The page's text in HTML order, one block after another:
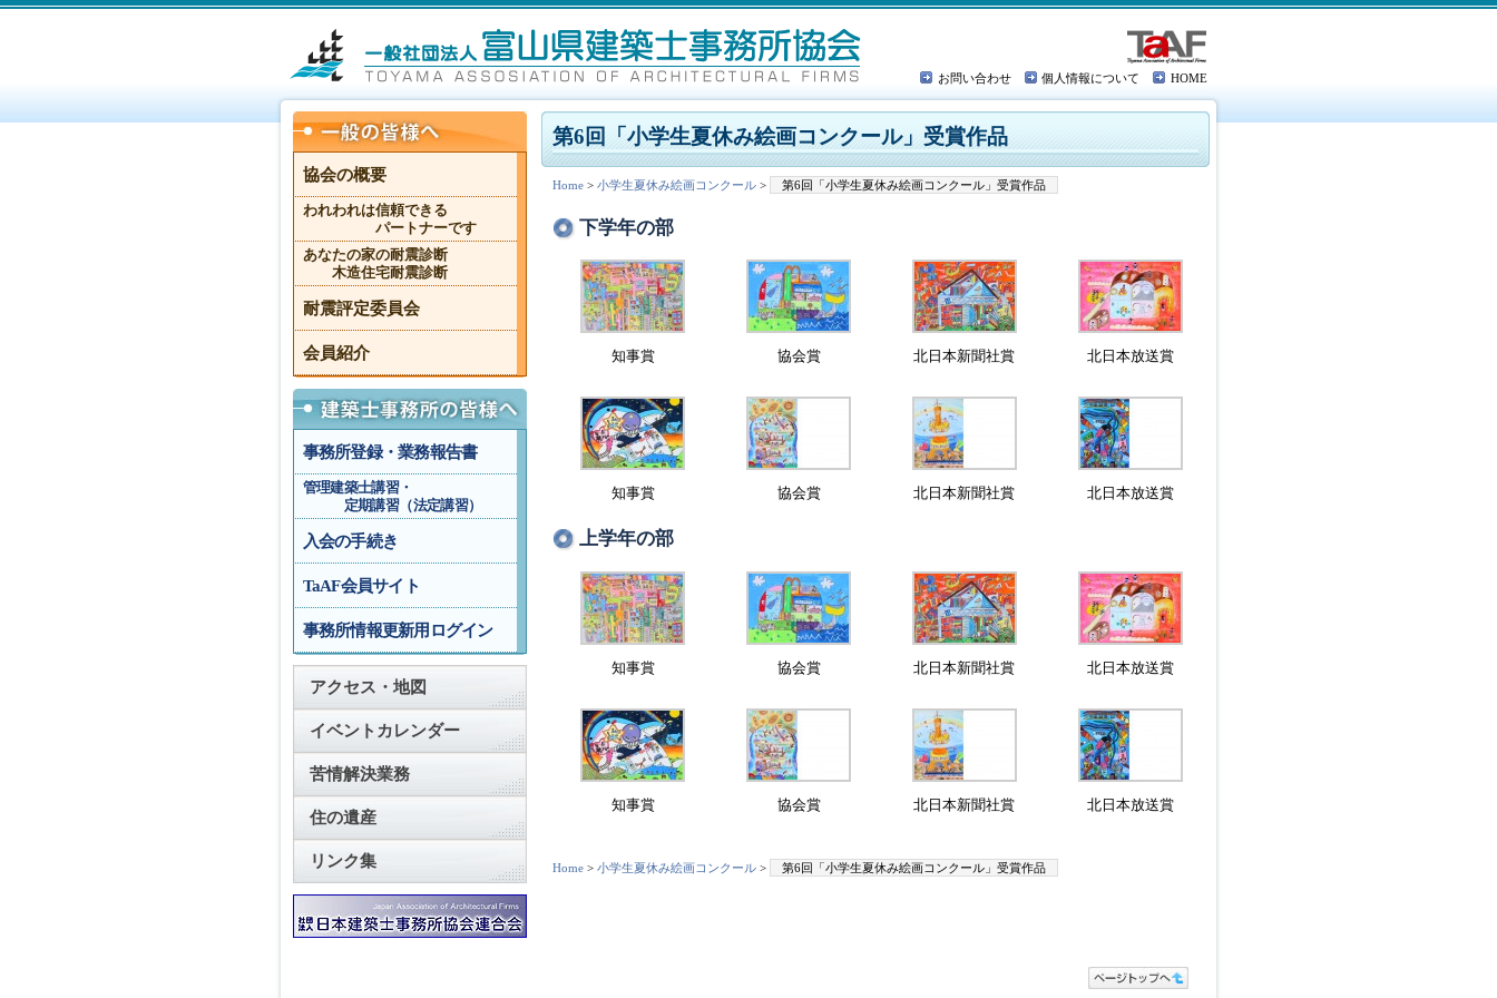
お問い合わせ 個人情報について HOME
第6回「小学生夏休み絵画コンクール」受賞作品
Home > 小学生夏休み絵画コンクール > 第6回「小学生夏休み絵画コンクール」受賞作品
下学年の部
知事賞 協会賞 北日本新聞社賞 北日本放送賞
知事賞 協会賞 北日本新聞社賞 北日本放送賞
上学年の部
知事賞 協会賞 北日本新聞社賞 北日本放送賞
知事賞 協会賞 北日本新聞社賞 北日本放送賞
Home > 小学生夏休み絵画コンクール > 第6回「小学生夏休み絵画コンクール」受賞作品
協会の概要
われわれは信頼できる
パートナーです
あなたの家の耐震診断
木造住宅耐震診断
耐震評定委員会
会員紹介
事務所登録・業務報告書
管理建築士講習・
定期講習（法定講習）
入会の手続き
TaAF会員サイト
事務所情報更新用ログイン
アクセス・地図
イベントカレンダー
苦情解決業務
住の遺産
リンク集